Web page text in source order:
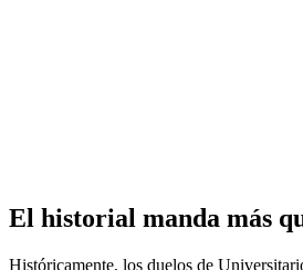
El historial manda más
Históricamente, los duelos de